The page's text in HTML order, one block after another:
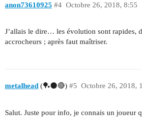
anon73610925 Octobre 26, 2018, 8:55
#4
J’allais le dire… les évolution sont rapides,
accrocheurs ; après faut maîtriser.
metalhead (🏓⚫🔴) Octobre 26, 2018,
#5
Salut. Juste pour info, je connais un joueur